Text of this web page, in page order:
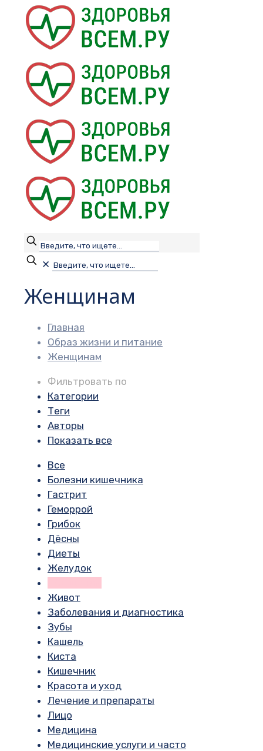
✕
Женщинам
Главная
Образ жизни и питание
Женщинам
Фильтровать по
Категории
Теги
Авторы
Показать все
Все
Болезни кишечника
Гастрит
Геморрой
Грибок
Дёсны
Диеты
Желудок
Живот
Заболевания и диагностика
Зубы
Кашель
Киста
Кишечник
Красота и уход
Лечение и препараты
Лицо
Медицина
Медицинские услуги и часто